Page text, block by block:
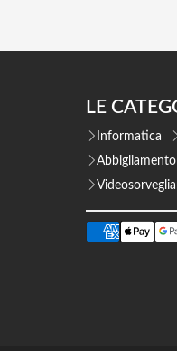
LE
Informatica